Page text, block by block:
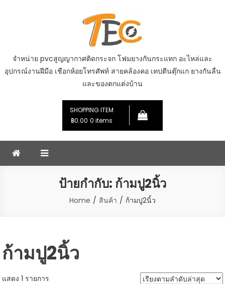
จำหน่าย pvcสูญญากาศติดกระจก โฟมยางกันกระแทก อะไหล่และ
อุปกรณ์งานฝีมือ เชือกห้อยโทรศัพท์ สายคล้องคอ เทปตีนตุ๊กแก ยางกันลื่น
และของตกแต่งบ้าน
SHOPPING ITEM
฿0.00 0 items
ป้ายกำกับ: ก้ามปู2นิ้ว
Home สินค้า ก้ามปู2นิ้ว
ก้ามปู2นิ้ว
แสดง 1 รายการ